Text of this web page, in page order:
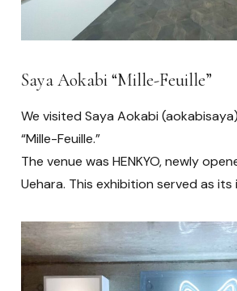
Saya Aokabi “Mille-Feuille”
We visited Saya Aokabi
“Mille-Feuille.”
The venue was HENKYO, newly
Uehara. This exhibition served as its